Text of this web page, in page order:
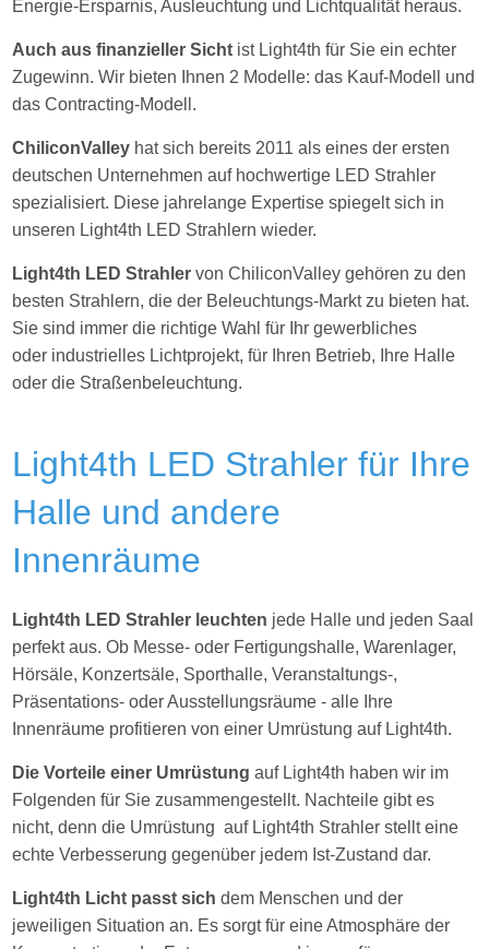
Energie-Ersparnis, Ausleuchtung und Lichtqualität heraus.
Auch aus finanzieller Sicht ist Light4th für Sie ein echter
Zugewinn. Wir bieten Ihnen 2 Modelle: das Kauf-Modell und
das Contracting-Modell.
ChiliconValley hat sich bereits 2011 als eines der ersten
deutschen Unternehmen auf hochwertige LED Strahler
spezialisiert. Diese jahrelange Expertise spiegelt sich in
unseren Light4th LED Strahlern wieder.
Light4th LED Strahler von ChiliconValley gehören zu den
besten Strahlern, die der Beleuchtungs-Markt zu bieten hat.
Sie sind immer die richtige Wahl für Ihr gewerbliches
oder industrielles Lichtprojekt, für Ihren Betrieb, Ihre Halle
oder die Straßenbeleuchtung.
Light4th LED Strahler für Ihre
Halle und andere
Innenräume
Light4th LED Strahler leuchten jede Halle und jeden Saal
perfekt aus. Ob Messe- oder Fertigungshalle, Warenlager,
Hörsäle, Konzertsäle, Sporthalle, Veranstaltungs-,
Präsentations- oder Ausstellungsräume - alle Ihre
Innenräume profitieren von einer Umrüstung auf Light4th.
Die Vorteile einer Umrüstungauf Light4th haben wir im
Folgenden für Sie zusammengestellt. Nachteile gibt es
nicht, denn die Umrüstung auf Light4th Strahler stellt eine
echte Verbesserung gegenüber jedem Ist-Zustand dar.
Light4th Licht passt sich dem Menschen und der
jeweiligen Situation an. Es sorgt für eine Atmosphäre der